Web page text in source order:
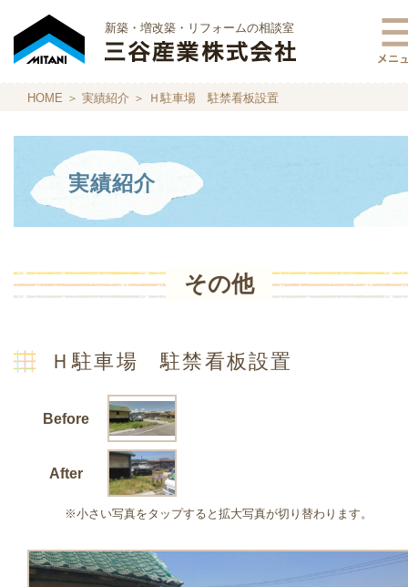
新築・増改築・リフォームの相談室
HOME ＞ 実績紹介 ＞ Ｈ駐車場 駐禁看板設置
実績紹介
その他
Ｈ駐車場 駐禁看板設置
Before
After
※小さい写真をタップすると拡大写真が切り替わります。